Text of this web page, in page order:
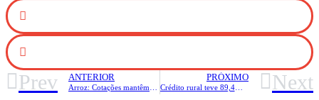
Prev ANTERIOR PRÓXIMO
Crédito rural teve 89,4% dos recursos contratados Next